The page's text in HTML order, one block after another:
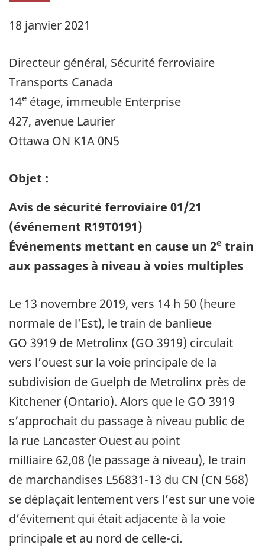
18 janvier 2021
Directeur général, Sécurité ferroviaire
Transports Canada
14e étage, immeuble Enterprise
427, avenue Laurier
Ottawa ON K1A 0N5
Objet :
Avis de sécurité ferroviaire 01/21
(événement R19T0191)
Événements mettant en cause un 2e train
aux passages à niveau à voies multiples
Le 13 novembre 2019, vers 14 h 50 (heure
normale de l’Est), le train de banlieue
GO 3919 de Metrolinx (GO 3919) circulait
vers l’ouest sur la voie principale de la
subdivision de Guelph de Metrolinx près de
Kitchener (Ontario). Alors que le GO 3919
s’approchait du passage à niveau public de
la rue Lancaster Ouest au point
milliaire 62,08 (le passage à niveau), le train
de marchandises L56831-13 du CN (CN 568)
se déplaçait lentement vers l’est sur une voie
d’évitement qui était adjacente à la voie
principale et au nord de celle-ci.